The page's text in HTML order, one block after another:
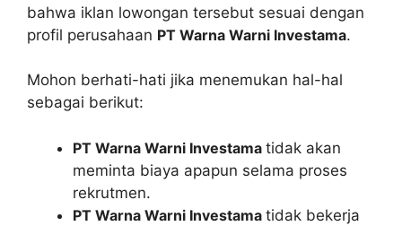
bahwa iklan lowongan tersebut sesuai dengan
profil perusahaan PT Warna Warni Investama.
Mohon berhati-hati jika menemukan hal-hal
sebagai berikut:
PT Warna Warni Investama tidak akan
meminta biaya apapun selama proses
rekrutmen.
PT Warna Warni Investama tidak bekerja